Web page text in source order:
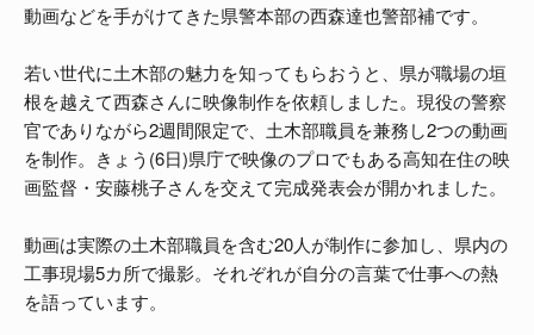
動画などを手がけてきた県警本部の西森達也警部補です。
若い世代に土木部の魅力を知ってもらおうと、県が職場の垣
根を越えて西森さんに映像制作を依頼しました。現役の警察
官でありながら2週間限定で、土木部職員を兼務し2つの動画
を制作。きょう(6日)県庁で映像のプロでもある高知在住の映
画監督・安藤桃子さんを交えて完成発表会が開かれました。
動画は実際の土木部職員を含む20人が制作に参加し、県内の
工事現場5カ所で撮影。それぞれが自分の言葉で仕事への熱
を語っています。